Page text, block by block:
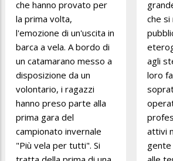
che hanno provato per
la prima volta,
l'emozione di un'uscita in
barca a vela. A bordo di
un catamarano messo a
disposizione da un
volontario, i ragazzi
hanno preso parte alla
prima gara del
campionato invernale
"Più vela per tutti". Si
che si
agli
loro
attivi
gente